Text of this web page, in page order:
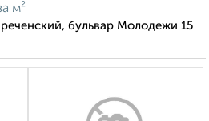
м²
бульвар Молодежи 15